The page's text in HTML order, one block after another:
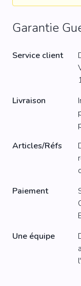
Garantie
Service client
Livraison
Articles/Réfs
Paiement
Une équipe